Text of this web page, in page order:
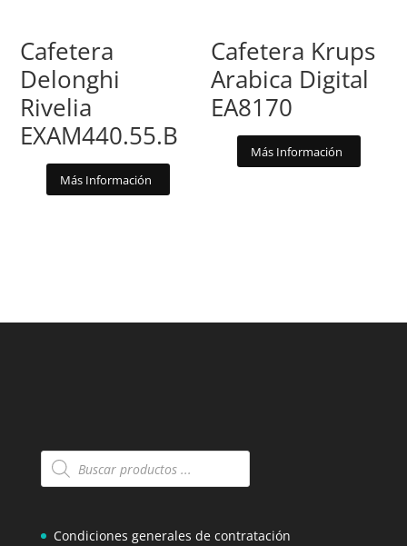
Cafetera
Delonghi
Rivelia
EXAM440.55.B
Más Información
Cafetera Krups
Arabica Digital
EA8170
Más Información
Búsqueda
de
Condiciones generales de contratación